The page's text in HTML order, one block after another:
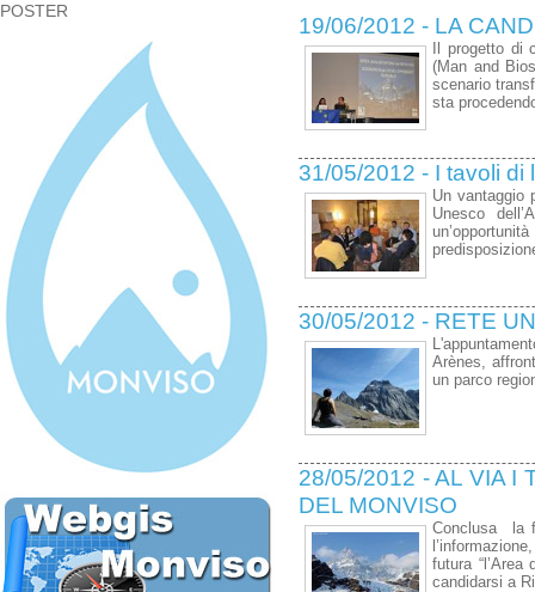
POSTER
19/06/2012 - LA
Il progetto di
(Man and
scenario
sta
31/05/2012 - I tavoli di
Un vantaggio
Unesco
30/05/2012 - RETE
Arènes,
un parco
28/05/2012 - AL VIA I
DEL MONVISO
Conclusa la
futura
candidarsi a